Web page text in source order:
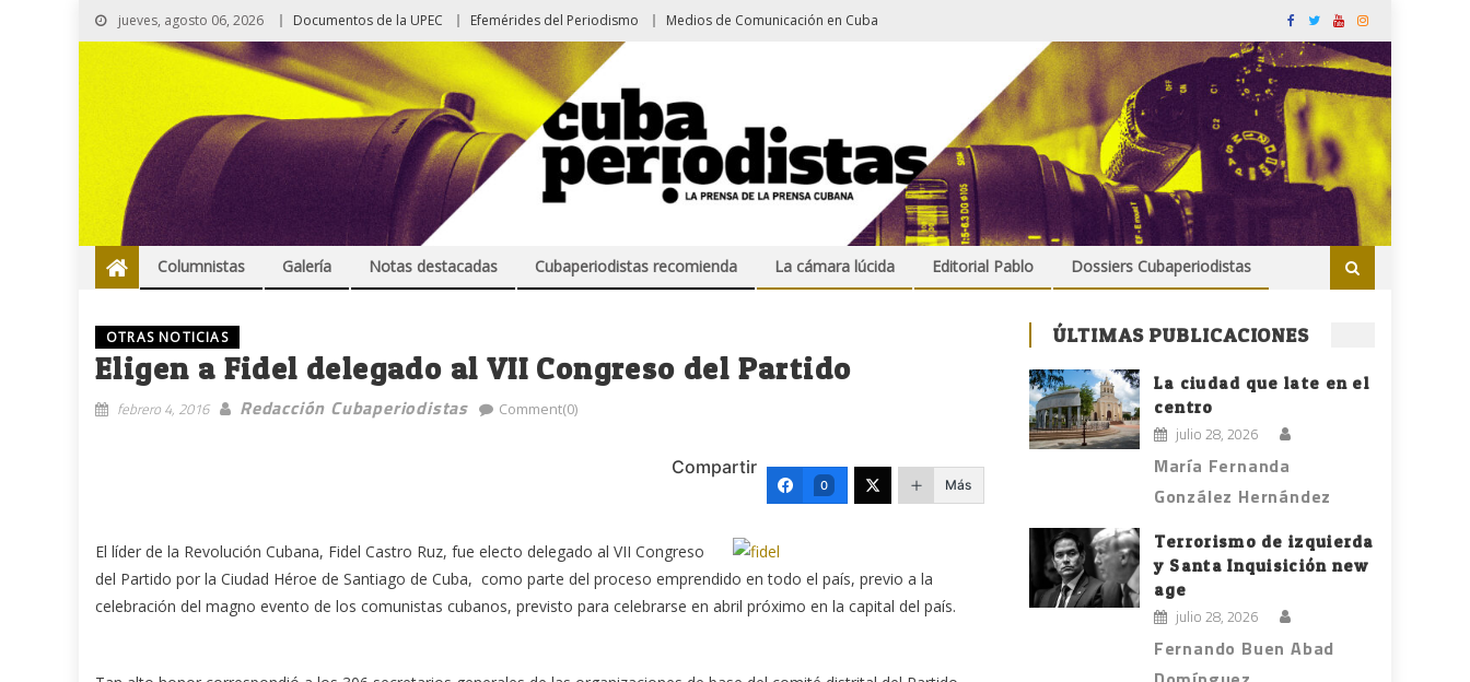
jueves, agosto 06, 2026 Documentos de la UPEC Efemérides del Periodismo Medios de Comunicación en Cuba
Columnistas Galería Notas destacadas Cubaperiodistas recomienda La cámara lúcida Editorial Pablo Dossiers Cubaperiodistas
OTRAS NOTICIAS
Eligen a Fidel delegado al VII Congreso del Partido
febrero 4, 2016 Redacción Cubaperiodistas Comment(0)
Compartir
0 Más
El líder de la Re­volución Cubana, Fidel Castro Ruz, fue electo delegado al VII Congreso
del Partido por la Ciudad Héroe de Santiago de Cuba, como parte del proceso em­prendido en todo el país, previo a la
celebración del magno evento de los comunistas cubanos, previsto para celebrarse en abril próximo en la capital del país.
ÚLTIMAS PUBLICACIONES
La ciudad que late en el
centro
julio 28, 2026
María Fernanda
González Hernández
Terrorismo de izquierda
y Santa Inquisición new
age
julio 28, 2026
Fernando Buen Abad